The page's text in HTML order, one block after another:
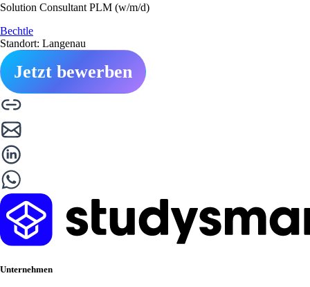
Solution Consultant PLM (w/m/d)
Bechtle
Standort: Langenau
Jetzt bewerben
Unternehmen